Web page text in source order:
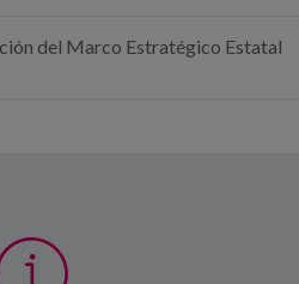
del Marco Estratégico Estatal